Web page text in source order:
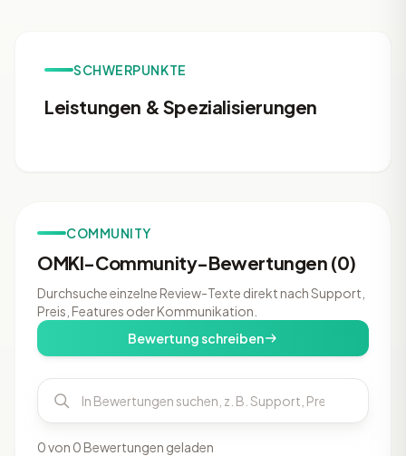
SCHWERPUNKTE
Leistungen & Spezialisierungen
COMMUNITY
OMKI-Community-Bewertungen (0)
Durchsuche einzelne Review-Texte direkt nach Support,
Preis, Features oder Kommunikation.
Bewertung schreiben
0 von 0 Bewertungen geladen